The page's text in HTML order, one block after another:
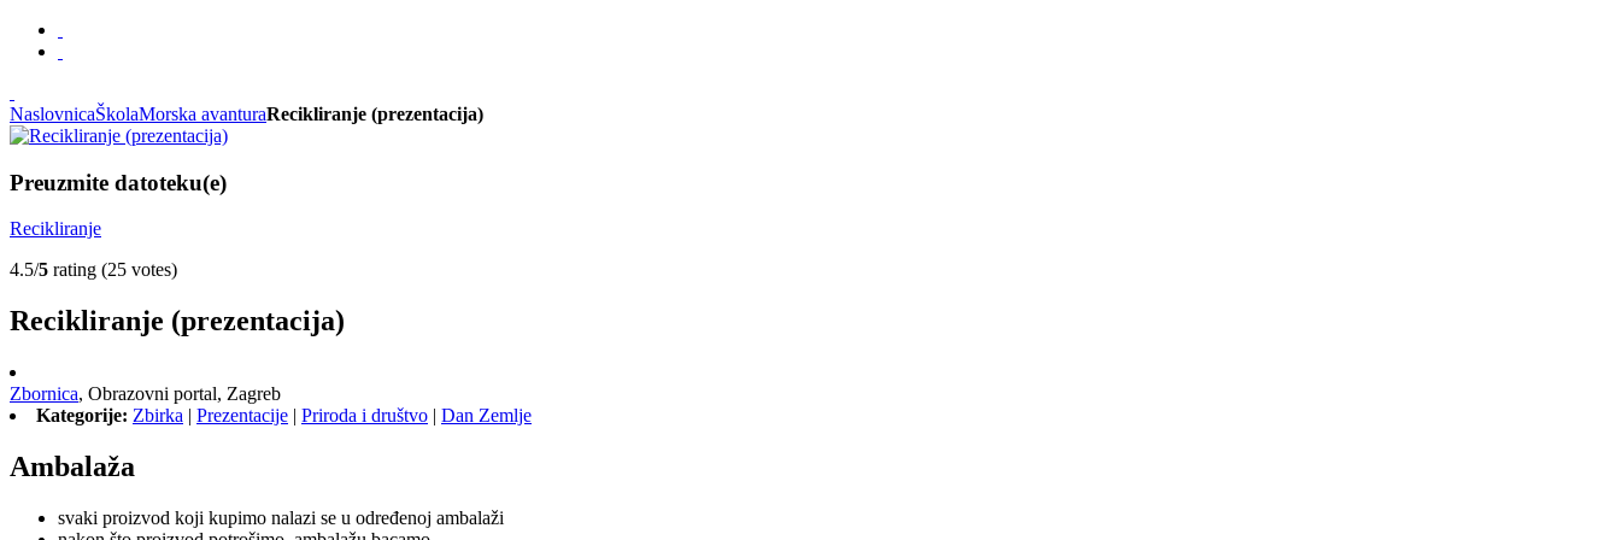
NaslovnicaŠkolaMorska avanturaRecikliranje (prezentacija)
Preuzmite datoteku(e)
Recikliranje
4.5/5 rating (25 votes)
Recikliranje (prezentacija)
Zbornica, Obrazovni portal, Zagreb
Kategorije: Zbirka | Prezentacije | Priroda i društvo | Dan Zemlje
Ambalaža
svaki proizvod koji kupimo nalazi se u određenoj ambalaži